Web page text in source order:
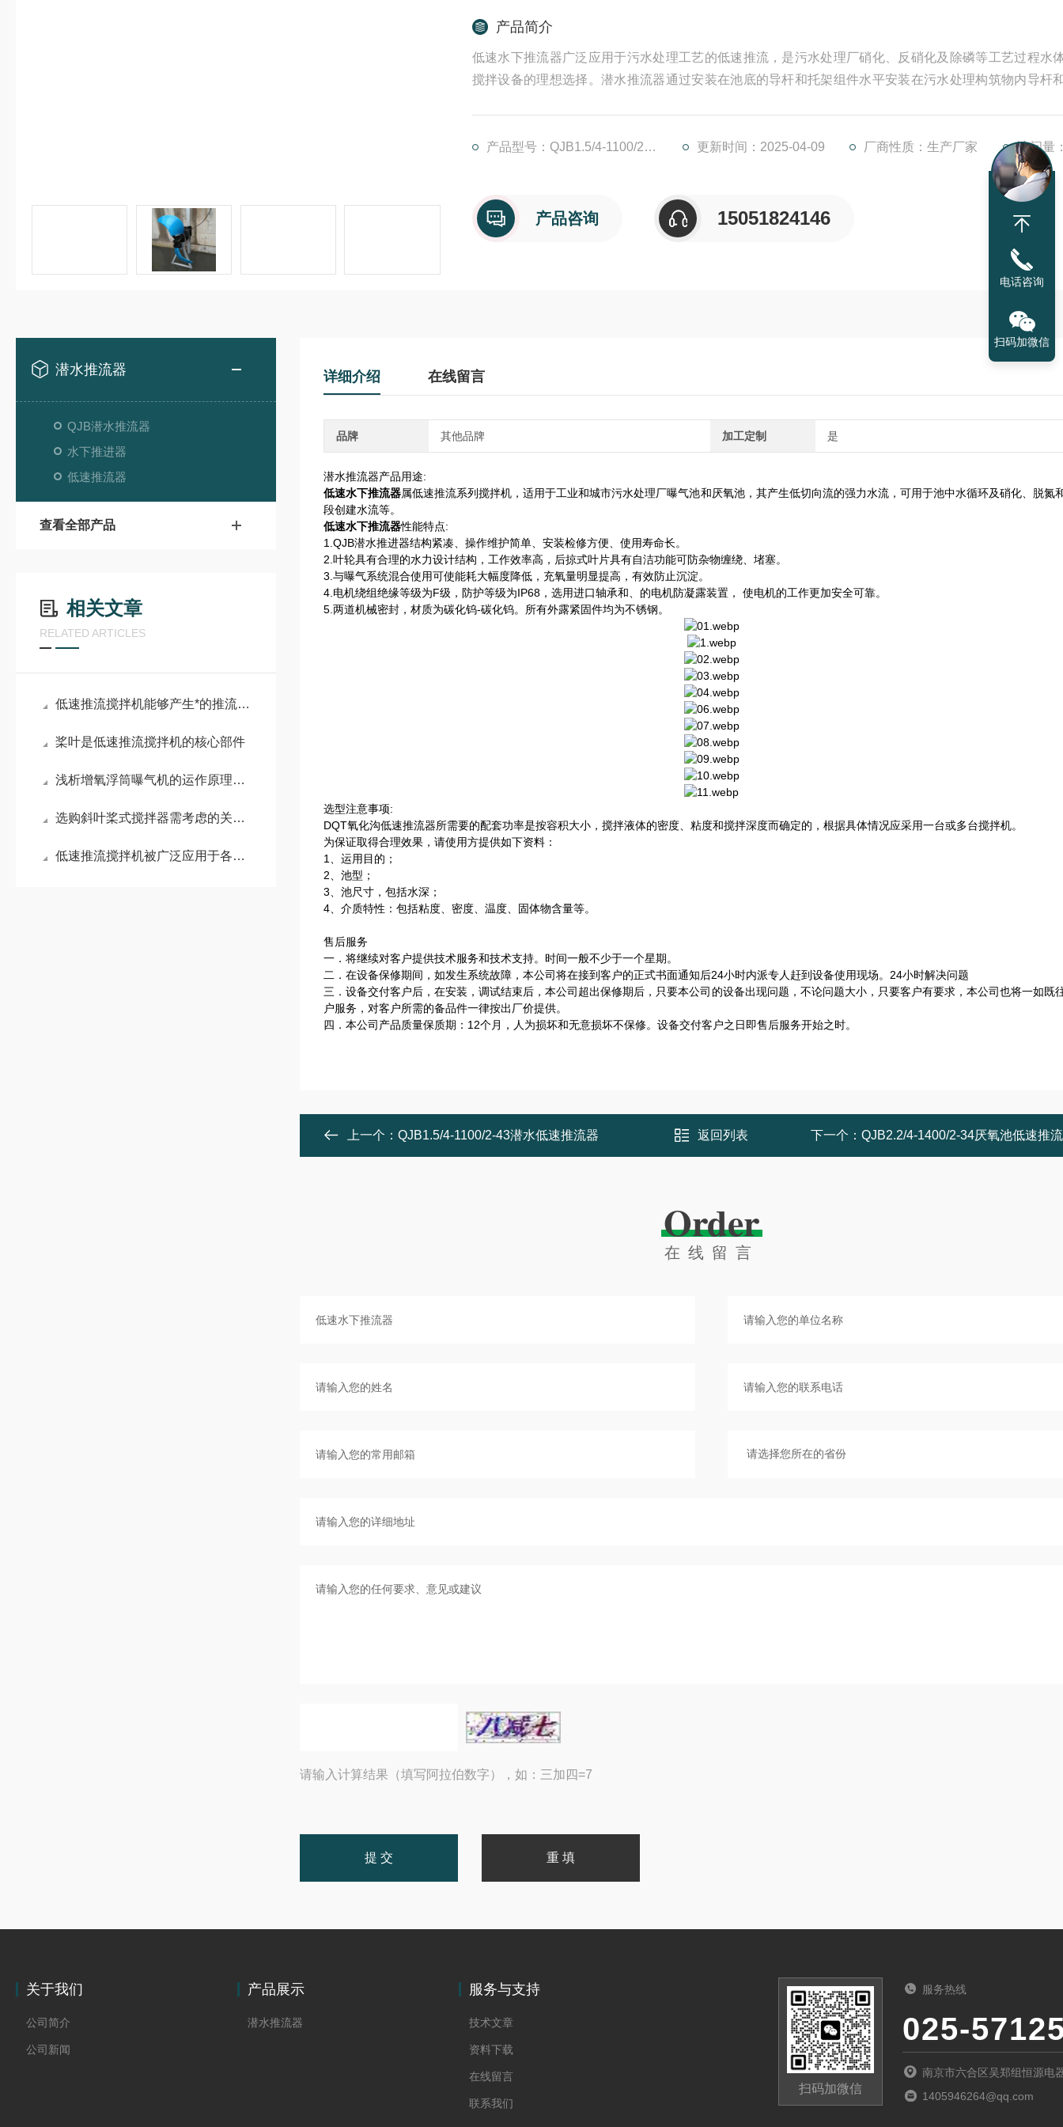
产品简介
低速水下推流器广泛应用于污水处理工艺的低速推流，是污水处理厂硝化、反硝化及除磷等工艺过程水
搅拌设备的理想选择。潜水推流器通过安装在池底的导杆和托架组件水平安装在污水处理构筑物内导杆
产品型号：QJB1.5/4-1100/2-36
更新时间：2025-04-09 厂商性质：生产厂家 访问量
产品咨询 15051824146
潜水推流器
QJB潜水推流器
水下推进器
低速推流器
查看全部产品
相关文章
RELATED ARTICLES
低速推流搅拌机能够产生*的推流效应
桨叶是低速推流搅拌机的核心部件
浅析增氧浮筒曝气机的运作原理有哪些
选购斜叶桨式搅拌器需考虑的关键因素
低速推流搅拌机被广泛应用于各种规模的水处理项目中
详细介绍 在线留言
品牌 其他品牌 加工定制 是
潜水推流器产品用途:
低速水下推流器属低速推流系列搅拌机，适用于工业和城市污水处理厂曝气池和厌氧池，其产生低切向流的强力水流，可用于池中水循环及硝化、脱氮
段创建水流等。
低速水下推流器性能特点:
1.QJB潜水推进器结构紧凑、操作维护简单、安装检修方便、使用寿命长。
2.叶轮具有合理的水力设计结构，工作效率高，后掠式叶片具有自洁功能可防杂物缠绕、堵塞。
3.与曝气系统混合使用可使能耗大幅度降低，充氧量明显提高，有效防止沉淀。
4.电机绕组绝缘等级为F级，防护等级为IP68，选用进口轴承和、的电机防凝露装置， 使电机的工作更加安全可靠。
5.两道机械密封，材质为碳化钨-碳化钨。所有外露紧固件均为不锈钢。
选型注意事项:
DQT氧化沟低速推流器所需要的配套功率是按容积大小，搅拌液体的密度、粘度和搅拌深度而确定的，根据具体情况应采用一台或多台搅拌机。
为保证取得合理效果，请使用方提供如下资料：
1、运用目的；
2、池型；
3、池尺寸，包括水深；
4、介质特性：包括粘度、密度、温度、固体物含量等。
售后服务
一． 将继续对客户提供技术服务和技术支持。时间一般不少于一个星期。
二． 在设备保修期间，如发生系统故障，本公司将在接到客户的正式书面通知后24小时内派专人赶到设备使用现场。24小时解决问题
三．设备交付客户后，在安装，调试结束后，本公司超出保修期后，只要本公司的设备出现问题，不论问题大小，只要客户有要求，本公司也将一如既
户服务，对客户所需的备品件一律按出厂价提供。
四． 本公司产品质量保质期：12个月，人为损坏和无意损坏不保修。设备交付客户之日即售后服务开始之时。
上一个： QJB1.5/4-1100/2-43潜水低速推流器 返回列表 下一个： QJB2.2/4-1400/2-34厌氧池低速推
Order
在线留言
请输入计算结果（填写阿拉伯数字），如：三加四=7
关于我们
公司简介
公司新闻
产品展示
潜水推流器
服务与支持
技术文章
资料下载
在线留言
联系我们
扫码加微信
服务热线
025-
南京市六合区吴郑组恒源电
1405946264@qq.com
电话咨询
扫码加微信